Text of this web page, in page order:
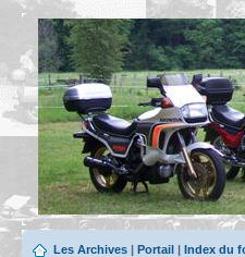
Les Archives | Portail | Index du